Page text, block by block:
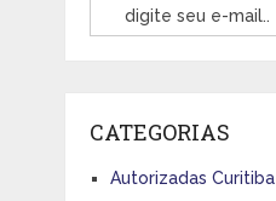
CATEGORIAS
Autorizadas Curitiba